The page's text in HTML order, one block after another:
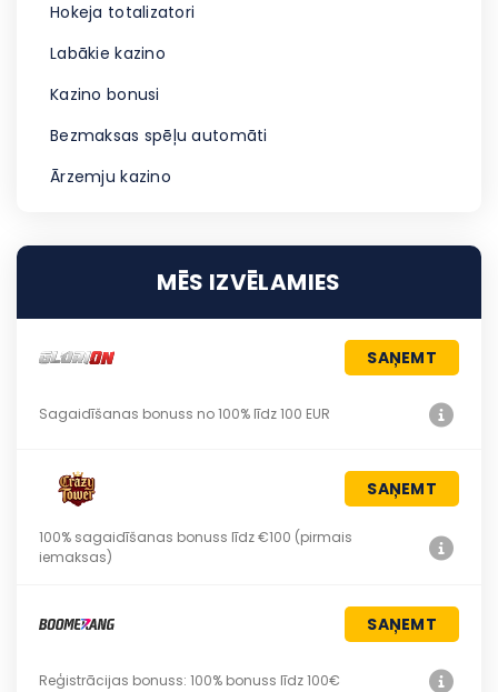
Hokeja totalizatori
Labākie kazino
Kazino bonusi
Bezmaksas spēļu automāti
Ārzemju kazino
MĒS IZVĒLAMIES
SAŅEMT
Sagaidīšanas bonuss no 100% līdz 100 EUR
SAŅEMT
100% sagaidīšanas bonuss līdz €100 (pirmais
iemaksas)
SAŅEMT
Reģistrācijas bonuss: 100% bonuss līdz 100€